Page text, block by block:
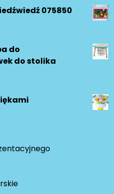
075850
do
do stolika